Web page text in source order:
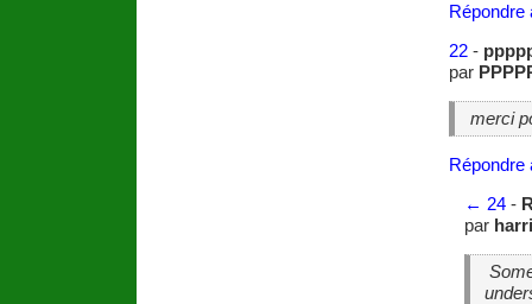
Répondre
22-
par
merci
Répondre
← 24-
par